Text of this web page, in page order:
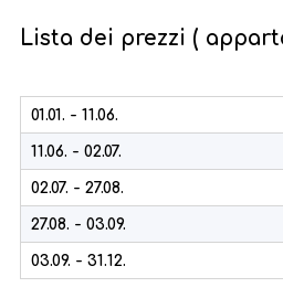
Lista dei prezzi (
01.01. - 11.06.
11.06. - 02.07.
02.07. - 27.08.
27.08. - 03.09.
03.09. - 31.12.